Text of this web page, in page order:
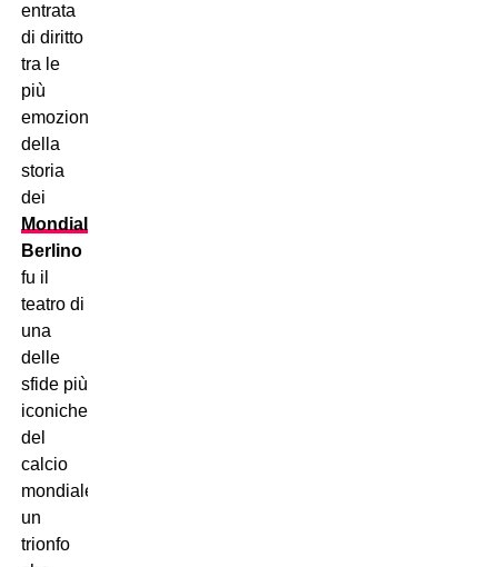
entrata
di diritto
tra le
più
emozionanti
della
storia
dei
Mondiali
Berlino
fu il
teatro di
una
delle
sfide più
iconiche
del
calcio
mondiale,
un
trionfo